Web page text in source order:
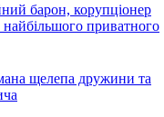
барон, корупціонер
приватного
щелепа дружини та